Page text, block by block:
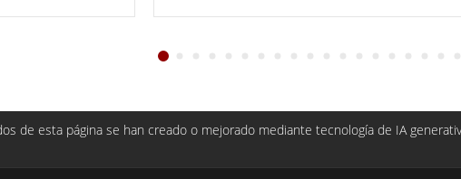
de esta página se han creado o mejorado mediante tecnología de IA